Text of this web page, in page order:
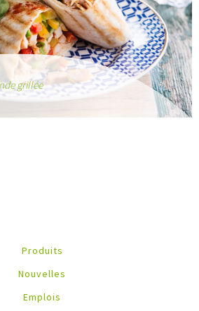
grillée
Produits
Nouvelles
Emplois